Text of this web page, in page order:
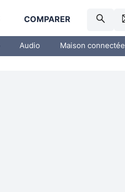
COMPARER
Audio Maison connectée